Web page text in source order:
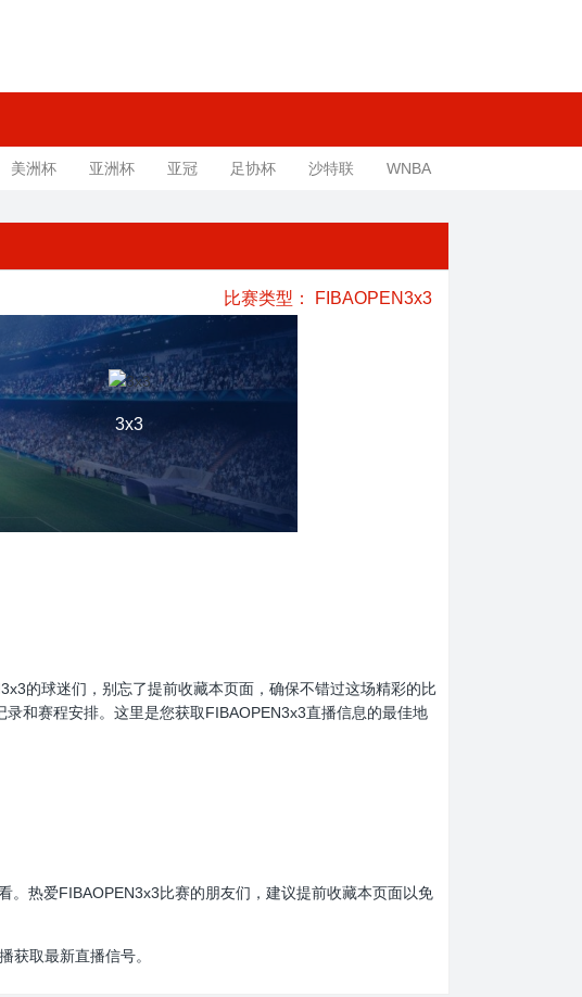
美洲杯 亚洲杯 亚冠 足协杯 沙特联 WNBA
比赛类型： FIBAOPEN3x3
3x3
的球迷们，别忘了提前收藏本页面，确保不错过这场精彩的比
和赛程安排。这里是您获取FIBAOPEN3x3直播信息的最佳地
。热爱FIBAOPEN3x3比赛的朋友们，建议提前收藏本页面以免
获取最新直播信号。